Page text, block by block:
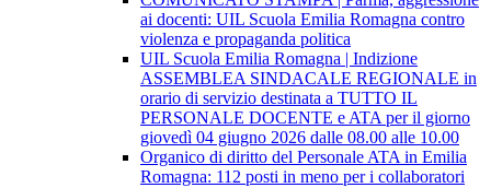
ai docenti: UIL Scuola Emilia Romagna contro
violenza e propaganda politica
UIL Scuola Emilia Romagna | Indizione
ASSEMBLEA SINDACALE REGIONALE in
orario di servizio destinata a TUTTO IL
PERSONALE DOCENTE e ATA per il giorno
giovedì 04 giugno 2026 dalle 08.00 alle 10.00
Organico di diritto del Personale ATA in Emilia
Romagna: 112 posti in meno per i collaboratori